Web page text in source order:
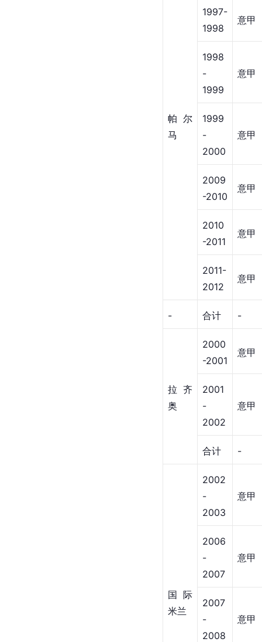
帕尔
马
1997-
1998
意甲
1998
-
1999
意甲
1999
-
2000
意甲
2009
-2010
意甲
2010
-2011
意甲
2011-
2012
意甲
- 合计 -
拉齐
奥
2000
-2001
意甲
2001
-
2002
意甲
合计 -
国际
米兰
2002
-
2003
意甲
2006
-
2007
意甲
2007
-
2008
意甲